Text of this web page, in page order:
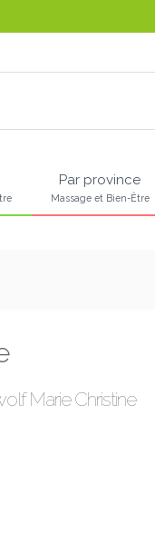
Par province
Massage et Bien-Être
Marie Christine